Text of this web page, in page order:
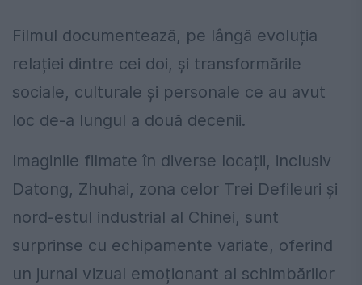
Filmul documentează, pe lângă evoluția
relației dintre cei doi, și transformările
sociale, culturale și personale ce au avut
loc de-a lungul a două decenii.
Imaginile filmate în diverse locații, inclusiv
Datong, Zhuhai, zona celor Trei Defileuri și
nord-estul industrial al Chinei, sunt
surprinse cu echipamente variate, oferind
un jurnal vizual emoționant al schimbărilor